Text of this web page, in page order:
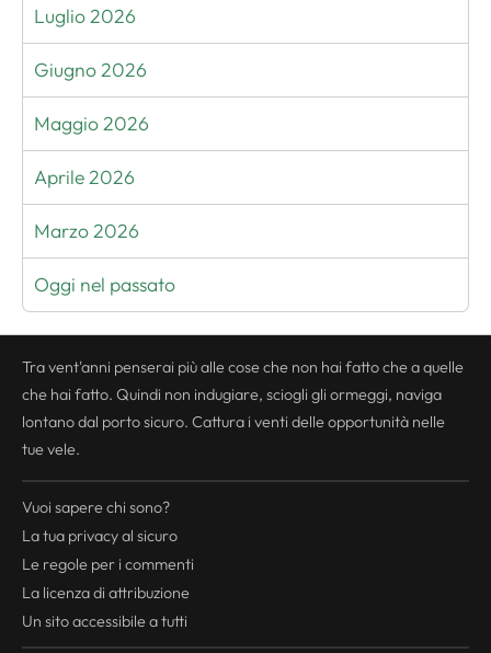
Luglio 2026
Giugno 2026
Maggio 2026
Aprile 2026
Marzo 2026
Oggi nel passato
Tra vent'anni penserai più alle cose che non hai fatto che a quelle
che hai fatto. Quindi non indugiare, sciogli gli ormeggi, naviga
lontano dal porto sicuro. Cattura i venti delle opportunità nelle
tue vele.
Vuoi sapere chi sono?
La tua privacyal sicuro
Le regole per i commenti
La licenza di attribuzione
Un sito accessibile a tutti